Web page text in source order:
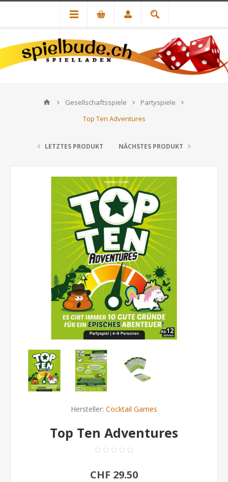
Gesellschaftsspiele
Partyspiele
Top Ten Adventures
LETZTES PRODUKT NÄCHSTES PRODUKT
Hersteller: Cocktail Games
Top Ten Adventures
CHF 29.50